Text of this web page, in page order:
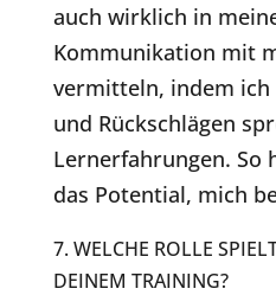
auch wirklich in
Kommunikation mit
vermitteln, indem ich
und Rückschlägen
Lernerfahrungen. So
das Potential, mich
7. WELCHE ROLLE
DEINEM TRAINING?